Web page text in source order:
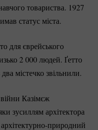
товариства. 1927
статус міста.
для єврейського
2 000 людей. Ґетто
містечко звільнили.
Казімєж
зусиллям архітектора
архітектурно-природний